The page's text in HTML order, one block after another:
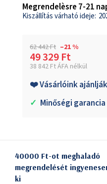
Megrendelèsre 7-21
62 442 Ft –21 %
49 329 Ft
38 842 Ft ÁFA nélkül
❤️ Vásárlóink ajánlják
✓ Minőségi garancia
40000 Ft-ot meghaladó
megrendelését
ki